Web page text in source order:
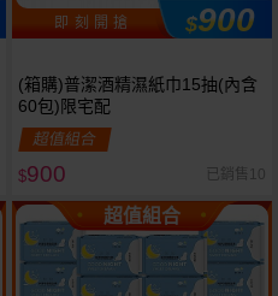
即 刻 開 搶 $900
(箱購)普潔酒精濕紙巾15抽(內含
60包)限宅配
超值組合
$900 已銷售10
超值組合